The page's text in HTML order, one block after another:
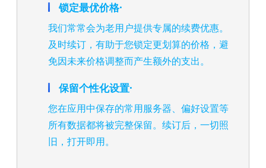
锁定最优价格·
我们常常会为老用户提供专属的续费优惠。
及时续订，有助于您锁定更划算的价格，避
免因未来价格调整而产生额外的支出。
保留个性化设置·
您在应用中保存的常用服务器、偏好设置等
所有数据都将被完整保留。续订后，一切照
旧，打开即用。